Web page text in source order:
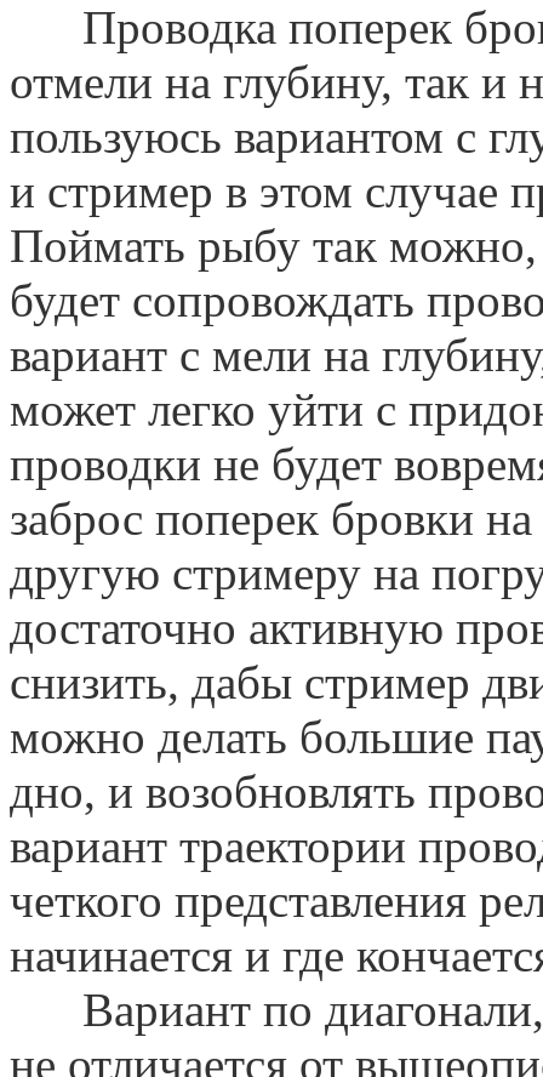
Проводка поперек
отмели на глубину, так и
пользуюсь вариантом с
и стример в этом случае
Поймать рыбу так
будет сопровождать
вариант с мели на
может легко уйти с
проводки не будет
заброс поперек бровки
другую стримеру на
достаточно активную
снизить, дабы стример
можно делать большие
дно, и возобновлять
вариант траектории
четкого представления
начинается и где
Вариант по
не отличается от